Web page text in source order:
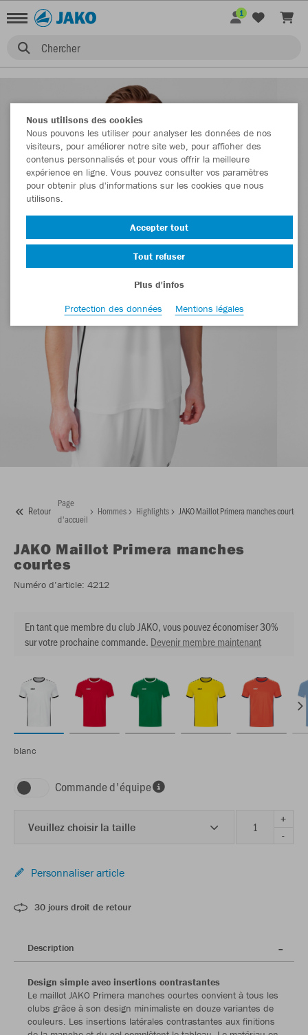
Chercher
1
Retour
Page
d'accueil
Hommes Highlights JAKO Maillot Primera manches courtes
JAKO Maillot Primera manches
courtes
Numéro d’article: 4212
En tant que membre du club JAKO, vous pouvez économiser 30%
sur votre prochaine commande. Devenir membre maintenant
blanc
Commande d'équipe
Veuillez choisir la taille
+
-
Personnaliser article
30 jours droit de retour
Description
Design simple avec insertions contrastantes
Le maillot JAKO Primera manches courtes convient à tous les
clubs grâce à son design minimaliste en douze variantes de
couleurs. Les insertions latérales contrastantes aux finitions
Nous utilisons des cookies
Nous pouvons les utiliser pour analyser les données de nos
visiteurs, pour améliorer notre site web, pour afficher des
contenus personnalisés et pour vous offrir la meilleure
expérience en ligne. Vous pouvez consulter vos paramètres
pour obtenir plus d'informations sur les cookies que nous
utilisons.
Accepter tout
Tout refuser
Plus d'infos
Protection des données
Mentions légales